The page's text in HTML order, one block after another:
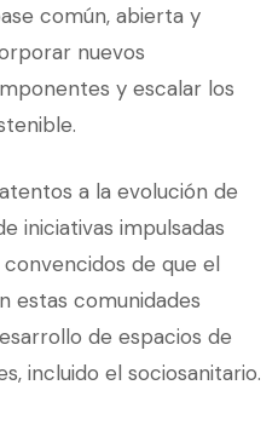
común, abierta y
nuevos
y escalar los
a la evolución de
iniciativas impulsadas
de que el
estas comunidades
de espacios de
incluido el sociosanitario.